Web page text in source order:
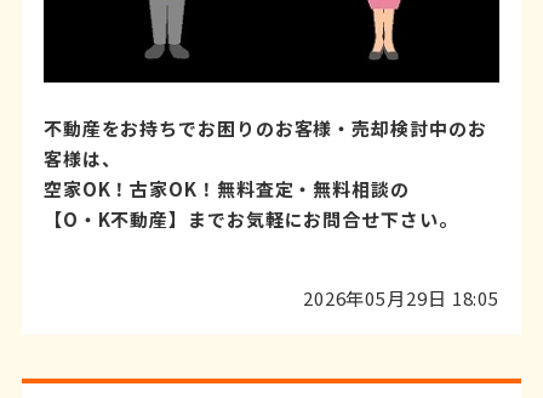
不動産をお持ちでお困りのお客様・売却検討中のお
客様は、
空家OK！古家OK！無料査定・無料相談の
【O・K不動産】までお気軽にお問合せ下さい。
2026年05月29日 18:05